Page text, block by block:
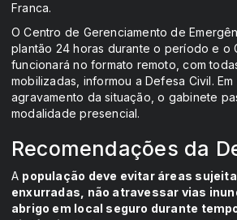
Franca.
O Centro de Gerenciamento de
plantão 24 horas durante o período e o
funcionará no formato remoto, com
mobilizadas, informou a Defesa Civil.
agravamento da situação, o gabinete
modalidade presencial.
Recomendações da
A população deve evitar áreas
enxurradas, não atravessar vias
abrigo em local seguro durante